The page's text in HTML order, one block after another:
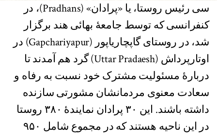
سی رئیس روستا، یا «پرادان» (Pradhans)، در
کنفرانسی که توسط جامعۀ بهائی هند برگزار
شد، در روستای گاپچاریاپور (Gapchariyapur) در
اوتارپرداش (Uttar Pradaesh) گرد هم آمدند تا
دربارۀ مسئولیت مشترک خود نسبت به رفاه و
سعادت معنوی مردمانشان مشورتی سازنده
داشته باشند. این ۳۰ پرادان نمایندۀ ۳۸۰ روستا
در این ناحیه هستند که در مجموع شامل ۹۵۰